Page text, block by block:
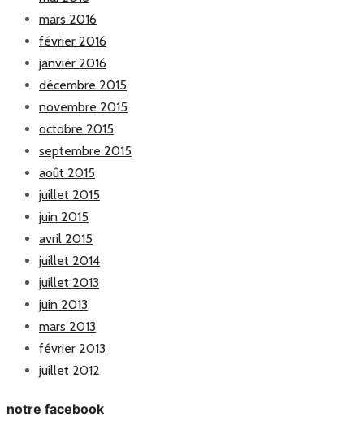
mars 2016
février 2016
janvier 2016
décembre 2015
novembre 2015
octobre 2015
septembre 2015
août 2015
juillet 2015
juin 2015
avril 2015
juillet 2014
juillet 2013
juin 2013
mars 2013
février 2013
juillet 2012
notre facebook